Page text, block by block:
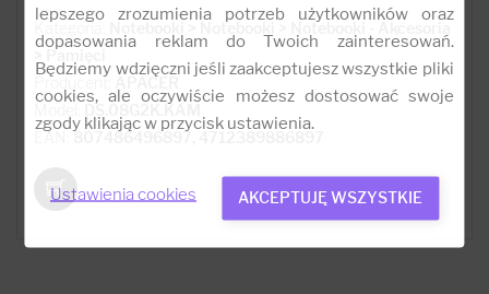
Kategoria:
Notebooki > Notebooki > Notebooki - Akcesoria
> Pamięci
Producent:
APACER
DS.08G2K.KAM
EAN:807486496897, 4712389886897
lepszego zrozumienia potrzeb użytkowników oraz
dopasowania reklam do Twoich zainteresowań.
Będziemy wdzięczni jeśli zaakceptujesz wszystkie pliki
cookies, ale oczywiście możesz dostosować swoje
zgody klikając w przycisk ustawienia.
Ustawienia cookies AKCEPTUJĘ WSZYSTKIE